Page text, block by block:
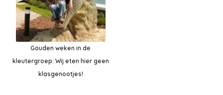
Gouden weken in de
kleutergroep: Wij eten hier geen
klasgenootjes!